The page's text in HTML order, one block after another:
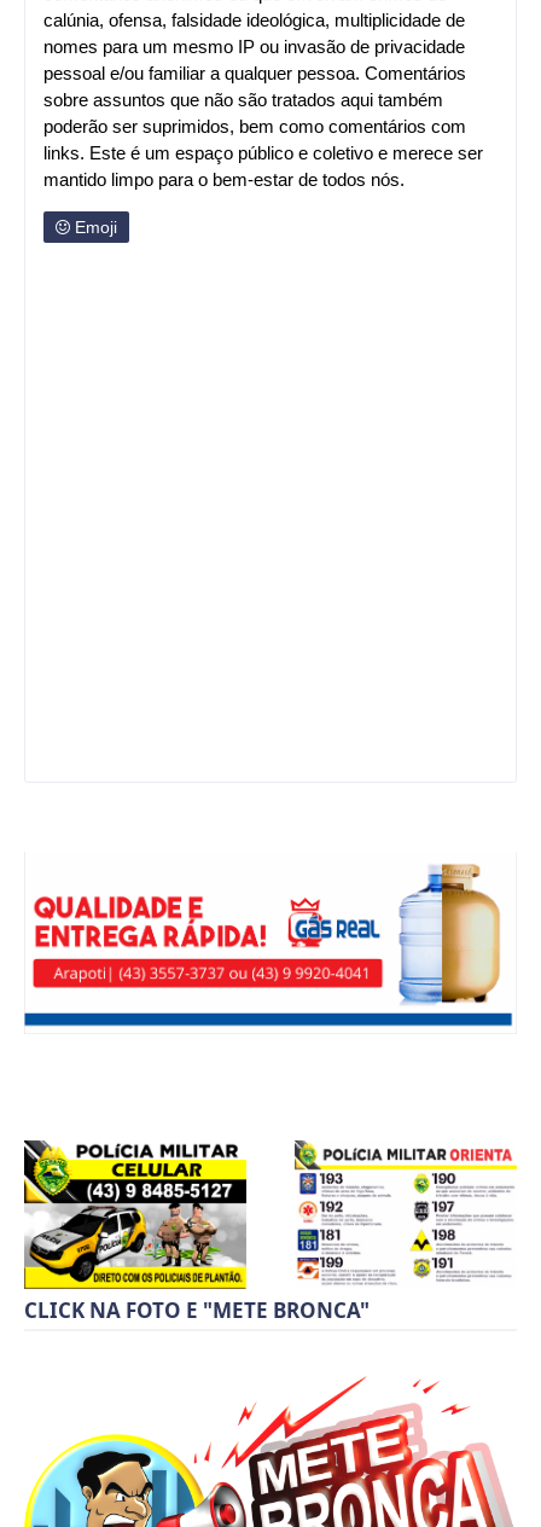
calúnia, ofensa, falsidade ideológica, multiplicidade de
nomes para um mesmo IP ou invasão de privacidade
pessoal e/ou familiar a qualquer pessoa. Comentários
sobre assuntos que não são tratados aqui também
poderão ser suprimidos, bem como comentários com
links. Este é um espaço público e coletivo e merece ser
mantido limpo para o bem-estar de todos nós.
Emoji
CLICK NA FOTO E "METE BRONCA"